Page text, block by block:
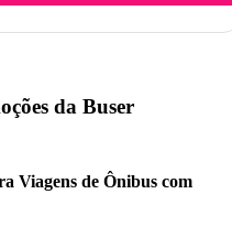
da Buser
Viagens de Ônibus com